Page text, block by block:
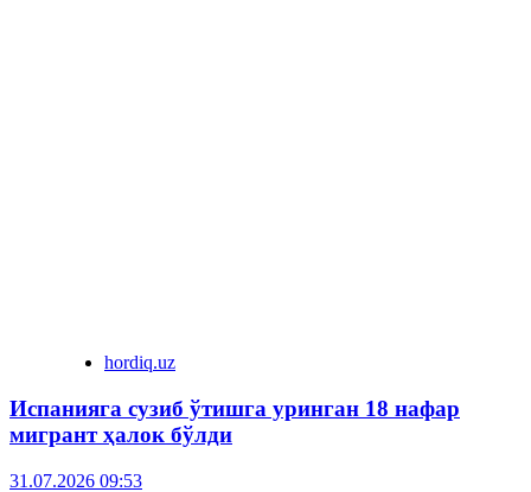
hordiq.uz
Испанияга сузиб ўтишга уринган 18 нафар
мигрант ҳалок бўлди
31.07.2026 09:53